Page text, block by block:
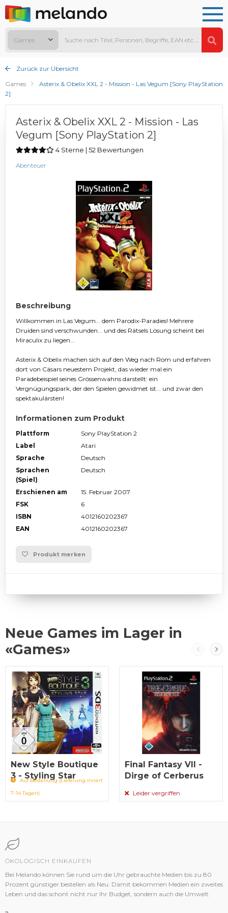
Games
Zurück zur Übersicht
Games
Asterix & Obelix XXL 2 - Mission - Las Vegum [Sony PlayStation
2]
Asterix & Obelix XXL 2 - Mission - Las
Vegum [Sony PlayStation 2]
4 Sterne | 52 Bewertungen
Abenteuer
Beschreibung
Willkommen in Las Vegum... dem Parodix-Paradies! Mehrere
Druiden sind verschwunden... und des Rätsels Lösung scheint bei
Miraculix zu liegen...
Asterix & Obelix machen sich auf den Weg nach Rom und erfahren
dort von Cäsars neuestem Projekt, das wieder mal ein
Paradebeispiel seines Grössenwahns darstellt: ein
Vergnügungspark, der den Spielen gewidmet ist... und zwar den
spektakulärsten!
Informationen zum Produkt
Plattform
Sony PlayStation 2
Label
Atari
Sprache
Deutsch
Sprachen
(Spiel)
Deutsch
Erschienen am
15. Februar 2007
FSK
6
ISBN
4012160202367
EAN
4012160202367
Produkt merken
Neue Games im Lager in
«Games»
New Style Boutique
3 - Styling Star
Auf Bestellung (Lieferung innert
7-14 Tagen)
Final Fantasy VII -
Dirge of Cerberus
Leider vergriffen
ÖKOLOGISCH EINKAUFEN
Bei Melando können Sie rund um die Uhr gebrauchte Medien bis zu 80
Prozent günstiger bestellen als Neu. Damit bekommen Medien ein zweites
Leben und das schont nicht nur Ihr Budget, sondern auch die Umwelt.